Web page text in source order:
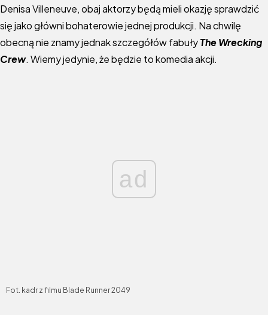
Denisa Villeneuve, obaj aktorzy będą mieli okazję sprawdzić
się jako główni bohaterowie jednej produkcji. Na chwilę
obecną nie znamy jednak szczegółów fabułyThe Wrecking
Crew. Wiemy jedynie, że będzie to komedia akcji.
ad
Fot. kadr z filmu Blade Runner 2049